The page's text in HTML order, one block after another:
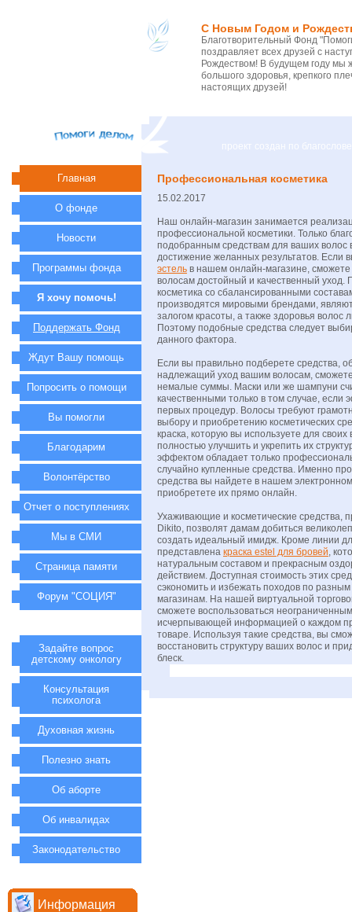
С Новым Годом и
Благотворительный Фонд
поздравляет всех друзей с
Рождеством! В будущем году
большого здоровья, крепкого
настоящих друзей!
проект создан по
Профессиональная косметика
15.02.2017
Наш онлайн-магазин занимается
профессиональной косметики. Только
подобранным средствам для ваших волос
достижение желанных результатов. Если
эстель в нашем онлайн-магазине,
волосам достойный и качественный уход.
косметика со сбалансированными
производятся мировыми брендами,
залогом красоты, а также здоровья волос
Поэтому подобные средства следует
данного фактора.
Если вы правильно подберете средства,
надлежащий уход вашим волосам,
немалые суммы. Маски или же шампуни
качественными только в том случае, если
первых процедур. Волосы требуют
выбору и приобретению косметических
краска, которую вы используете для своих
полностью улучшить и укрепить их
эффектом обладает только
случайно купленные средства. Именно
средства вы найдете в нашем
приобретете их прямо онлайн.
Ухаживающие и косметические средства,
Dikito, позволят дамам добиться
создать идеальный имидж. Кроме линии
представлена краска estel для бровей,
натуральным составом и прекрасным
действием. Доступная стоимость этих
сэкономить и избежать походов по разным
магазинам. На нашей виртуальной
сможете воспользоваться
исчерпывающей информацией о каждом
товаре. Используя такие средства, вы
восстановить структуру ваших волос и
блеск.
Главная
О фонде
Новости
Программы фонда
Я хочу помочь!
Поддержать Фонд
Ждут Вашу помощь
Попросить о помощи
Вы помогли
Благодарим
Волонтёрство
Отчет о поступлениях
Мы в СМИ
Страница памяти
Форум "СОЦИЯ"
Задайте вопрос
детскому онкологу
Консультация
психолога
Духовная жизнь
Полезно знать
Об аборте
Об инвалидах
Законодательство
Информация